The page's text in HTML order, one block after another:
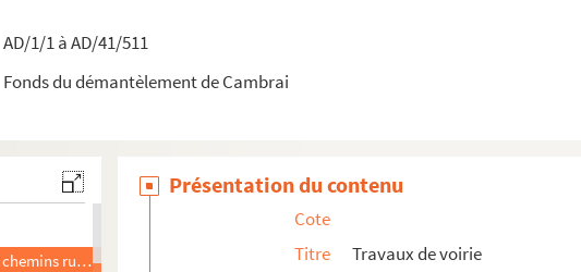
AD/1/1 à AD/41/511
Fonds du démantèlement de Cambrai
ruraux - entre la rue Saint-Ladre et de Niergnies (tronçon B)
Présentation du contenu
Cote
Titre
Travaux de voirie